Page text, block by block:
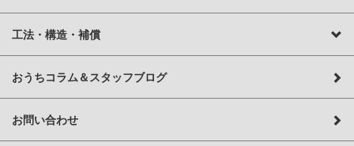
工法・構造・補償
おうちコラム＆スタッフブログ
お問い合わせ